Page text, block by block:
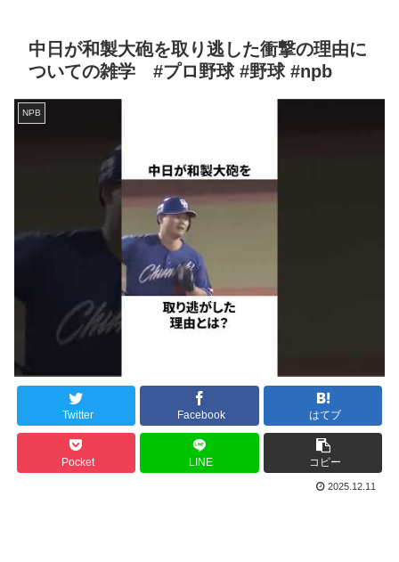
中日が和製大砲を取り逃した衝撃の理由に
ついての雑学 #プロ野球 #野球 #npb
NPB
Twitter Facebook はてブ
Pocket LINE コピー
2025.12.11